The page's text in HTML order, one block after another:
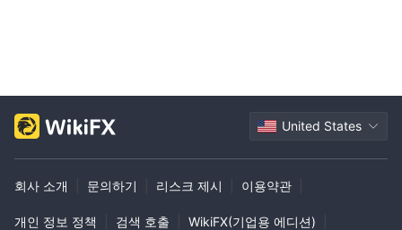
United States
회사 소개 문의하기 리스크 제시 이용약관
개인 정보 정책 검색 호출 WikiFX(기업용 에디션)